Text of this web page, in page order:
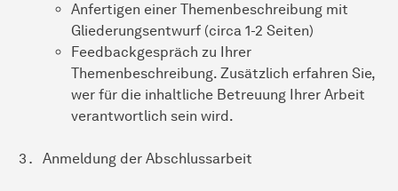
Anfertigen einer Themenbeschreibung mit
Gliederungsentwurf (circa 1-2 Seiten)
Feedbackgespräch zu Ihrer
Themenbeschreibung. Zusätzlich erfahren Sie,
wer für die inhaltliche Betreuung Ihrer Arbeit
verantwortlich sein wird.
Anmeldung der Abschlussarbeit